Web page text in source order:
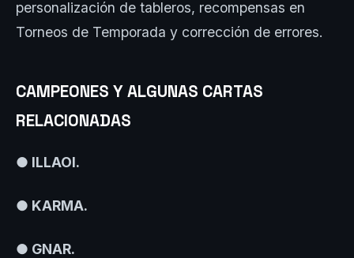
personalización de tableros, recompensas en
Torneos de Temporada y corrección de errores.
CAMPEONES Y ALGUNAS CARTAS
RELACIONADAS
● ILLAOI.
● KARMA.
● GNAR.